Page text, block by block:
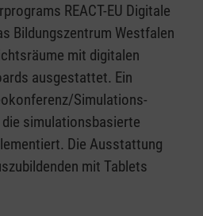
REACT-EU Digitale
Bildungszentrum Westfalen
mit digitalen
ausgestattet. Ein
Simulations-
simulationsbasierte
Die Ausstattung
mit Tablets